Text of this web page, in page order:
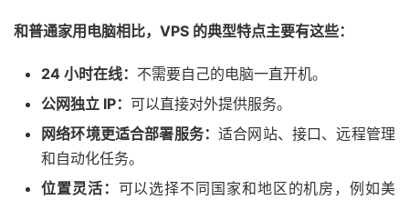
和普通家用电脑相比，VPS 的典型特点主要有这些：
24 小时在线： 不需要自己的电脑一直开机。
公网独立 IP： 可以直接对外提供服务。
网络环境更适合部署服务：适合网站、接口、远程管理
和自动化任务。
位置灵活： 可以选择不同国家和地区的机房，例如美